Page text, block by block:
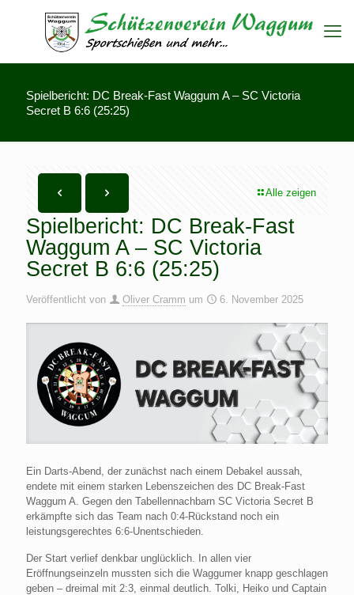
Spielbericht: DC Break-Fast Waggum A – SC Victoria
Secret B 6:6 (25:25)
Alle zeigen
Spielbericht: DC Break-Fast
Waggum A – SC Victoria
Secret B 6:6 (25:25)
Veröffentlicht von Oliver Cramm um 6. November 2025
Ein Darts-Abend, der zunächst nach einem Debakel aussah,
endete mit einem starken Lebenszeichen des DC Break-Fast
Waggum A. Gegen den Tabellennachbarn SC Victoria Secret B
erkämpfte sich das Team nach 0:4-Rückstand noch ein
leistungsgerechtes 6:6-Unentschieden.
Der Start verlief denkbar unglücklich. In allen vier
Eröffnungseinzeln mussten sich die Waggumer knapp geschlagen
geben – dreimal mit 2:3, einmal deutlich. Tolki, Heiko und Captain